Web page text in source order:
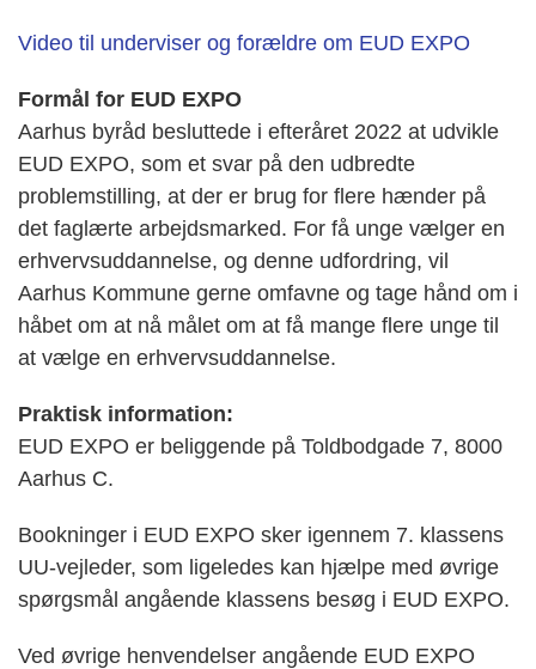
Video til underviser og forældre om EUD EXPO
Formål for EUD EXPO
Aarhus byråd besluttede i efteråret 2022 at udvikle
EUD EXPO, som et svar på den udbredte
problemstilling, at der er brug for flere hænder på
det faglærte arbejdsmarked. For få unge vælger en
erhvervsuddannelse, og denne udfordring, vil
Aarhus Kommune gerne omfavne og tage hånd om i
håbet om at nå målet om at få mange flere unge til
at vælge en erhvervsuddannelse.
Praktisk information:
EUD EXPO er beliggende på Toldbodgade 7, 8000
Aarhus C.
Bookninger i EUD EXPO sker igennem 7. klassens
UU-vejleder, som ligeledes kan hjælpe med øvrige
spørgsmål angående klassens besøg i EUD EXPO.
Ved øvrige henvendelser angående EUD EXPO